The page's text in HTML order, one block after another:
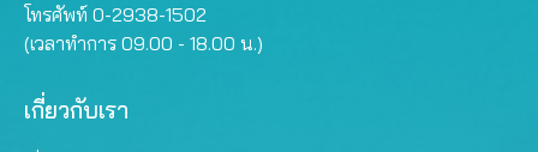
โทรศัพท์ 0-2938-1502
(เวลาทำการ 09.00 - 18.00 น.)
เกี่ยวกับเรา